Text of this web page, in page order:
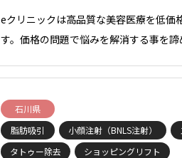
eクリニックは高品質な美容医療を低価
す。価格の問題で悩みを解消する事を
石川県
脂肪吸引
小顔注射（BNLS注射）
タトゥー除去
ショッピングリフト